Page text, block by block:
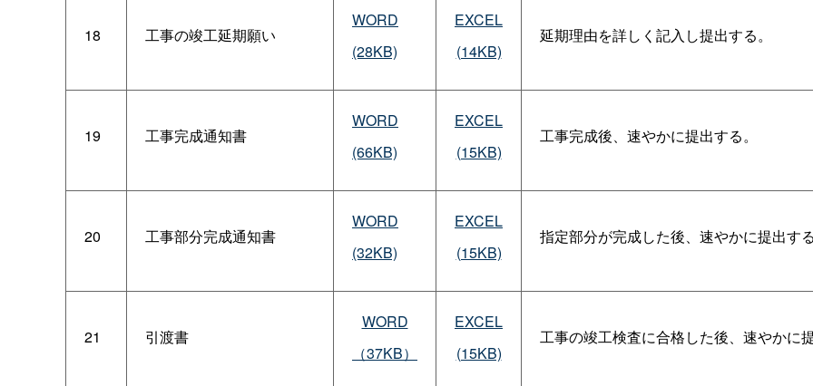
18 工事の竣工延期願い
WORD
(28KB)
EXCEL
(14KB)
延期理由を詳しく記入し提出する。
19 工事完成通知書
WORD
(66KB)
EXCEL
(15KB)
工事完成後、速やかに提出する。
20 工事部分完成通知書
WORD
(32KB)
EXCEL
(15KB)
指定部分が完成した後、速やかに提出す
21 引渡書
WORD
（37KB）
EXCEL
(15KB)
工事の竣工検査に合格した後、速やかに